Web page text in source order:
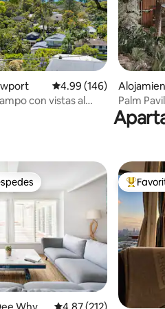
Calificación promedio:
4.99 (146)
con vistas al
t
Palm
la selva